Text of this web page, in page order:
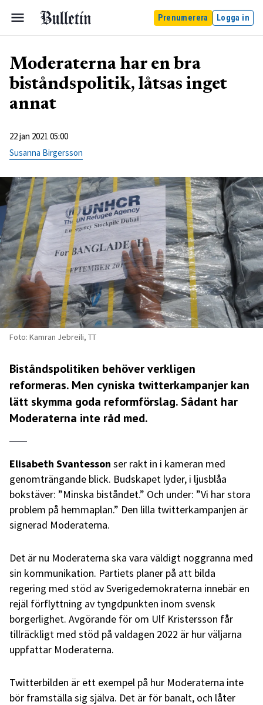
Prenumerera Logga in
Moderaterna har en bra
biståndspolitik, låtsas inget
annat
22 jan 2021 05:00
Susanna Birgersson
Foto: Kamran Jebreili, TT
Biståndspolitiken behöver verkligen
reformeras. Men cyniska twitterkampanjer kan
lätt skymma goda reformförslag. Sådant har
Moderaterna inte råd med.
Elisabeth Svantesson ser rakt in i kameran med
genomträngande blick. Budskapet lyder, i ljusblåa
bokstäver: ”Minska biståndet.” Och under: ”Vi har stora
problem på hemmaplan.” Den lilla twitterkampanjen är
signerad Moderaterna.
Det är nu Moderaterna ska vara väldigt noggranna med
sin kommunikation. Partiets planer på att bilda
regering med stöd av Sverigedemokraterna innebär en
rejäl förflyttning av tyngdpunkten inom svensk
borgerlighet. Avgörande för om Ulf Kristersson får
tillräckligt med stöd på valdagen 2022 är hur väljarna
uppfattar Moderaterna.
Twitterbilden är ett exempel på hur Moderaterna inte
bör framställa sig själva. Det är för banalt, och låter